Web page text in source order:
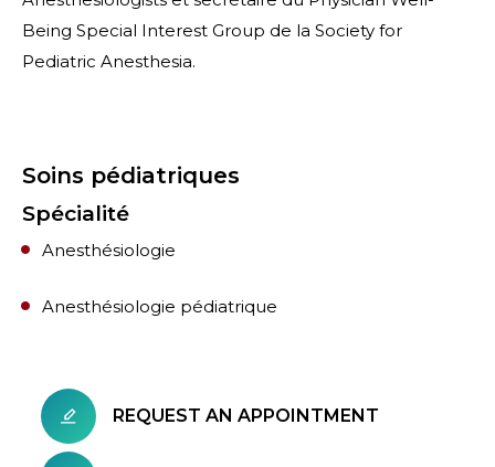
Being Special Interest Group de la Society for
Pediatric Anesthesia.
Soins pédiatriques
Spécialité
Anesthésiologie
Anesthésiologie pédiatrique
REQUEST AN APPOINTMENT